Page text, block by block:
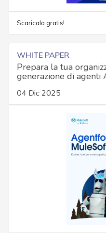
Scaricalo gratis!
WHITE PAPER
Prepara la tua
generazione di agenti
04 Dic 2025